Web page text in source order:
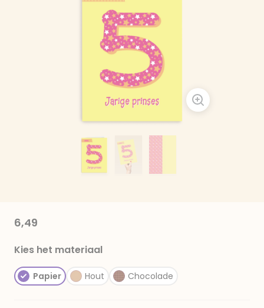
6,49
Kies het materiaal
Papier Hout Chocolade